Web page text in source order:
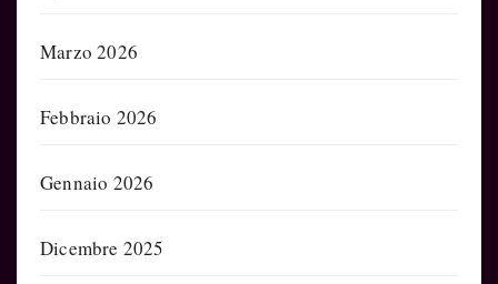
Marzo 2026
Febbraio 2026
Gennaio 2026
Dicembre 2025